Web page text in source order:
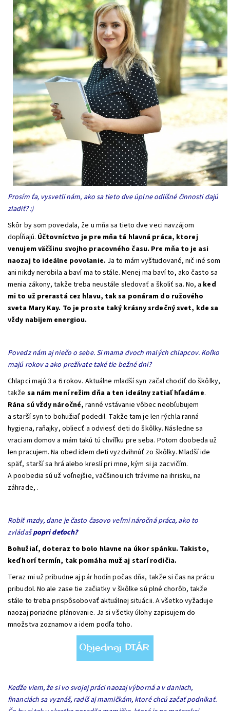
Prosím ťa, vysvetli nám, ako sa tieto dve úplne odlišné činnosti dajú
zladiť? :)
Skôr by som povedala, že u mňa sa tieto dve veci navzájom
dopĺňajú. Účtovníctvo je pre mňa tá hlavná práca, ktorej
venujem väčšinu svojho pracovného času. Pre mňa to je asi
naozaj to ideálne povolanie. Ja to mám vyštudované, nič iné som
ani nikdy nerobila a baví ma to stále. Menej ma baví to, ako často sa
menia zákony, takže treba neustále sledovať a školiť sa. No, a keď
mi to už prerastá cez hlavu, tak sa ponáram do ružového
sveta Mary Kay. To je proste taký krásny srdečný svet, kde sa
vždy nabijem energiou.
Povedz nám aj niečo o sebe. Si mama dvoch malých chlapcov. Koľko
majú rokov a ako prežívate také tie bežné dni?
Chlapci majú 3 a 6 rokov. Aktuálne mladší syn začal chodiť do škôlky,
takže sa nám mení režim dňa a ten ideálny zatiaľ hľadáme.
Rána sú vždy náročné, ranné vstávanie vôbec neobľubujem
a starší syn to bohužiaľ podedil. Takže tam je len rýchla ranná
hygiena, raňajky, obliecť a odviesť deti do škôlky. Následne sa
vraciam domov a mám takú tú chvíľku pre seba. Potom doobeda už
len pracujem. Na obed idem deti vyzdvihnúť zo škôlky. Mladší ide
späť, starší sa hrá alebo kreslí pri mne, kým si ja zacvičím.
A poobedia sú už voľnejšie, väčšinou ich trávime na ihrisku, na
záhrade, .
Robiť mzdy, dane je často časovo veľmi náročná práca, ako to
zvládašpopri deťoch?
Bohužiaľ, doteraz to bolo hlavne na úkor spánku. Takisto,
keď horí termín, tak pomáha muž aj starí rodičia.
Teraz mi už pribudne aj pár hodín počas dňa, takže si čas na prácu
pribudol. No ale zase tie začiatky v škôlke sú plné chorôb, takže
stále to treba prispôsobovať aktuálnej situácii. A všetko vyžaduje
naozaj poriadne plánovanie. Ja si všetky úlohy zapisujem do
množstva zoznamov a idem podľa toho.
Keďže viem, že si vo svojej práci naozaj výborná a v daniach,
financiách sa vyznáš, radíš aj mamičkám, ktoré chcú začať podnikať.